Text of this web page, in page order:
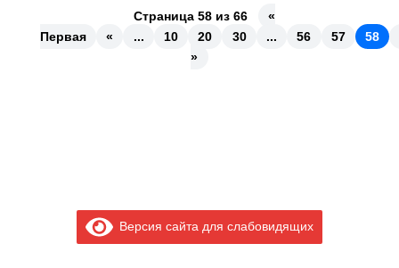
Страница 58 из 66
«
Первая
« ... 10 20 30 ... 56 57
58
»
Версия сайта для слабовидящих